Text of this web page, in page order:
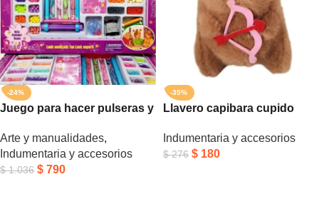
-24%
Juego para hacer pulseras y
Arte y manualidades,
Indumentaria y accesorios
$1.036 $ 790
-35%
Llavero capibara cupido
Indumentaria y accesorios
$276 $ 180